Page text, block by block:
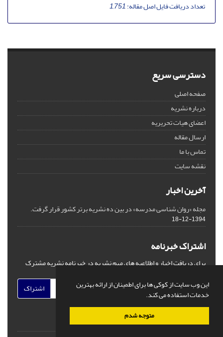
این وب سایت از کوکی ها برای اطمینان از ارائه بهترین
خدمات استفاده می کند.
متوجه شدم
تعداد دریافت فایل اصل مقاله:1,751
دسترسی سریع
صفحه اصلی
درباره نشریه
اعضای هیات تحریریه
ارسال مقاله
تماس با ما
نقشه سایت
آخرین اخبار
مجله «روان شناسی مدرسه» در بین ده نشریه برتر کشور قرار گرفت.
1394-12-18
اشتراک خبرنامه
برای دریافت اخبار و اطلاعیه های مهم نشریه در خبرنامه نشریه مشترک
اشتراک